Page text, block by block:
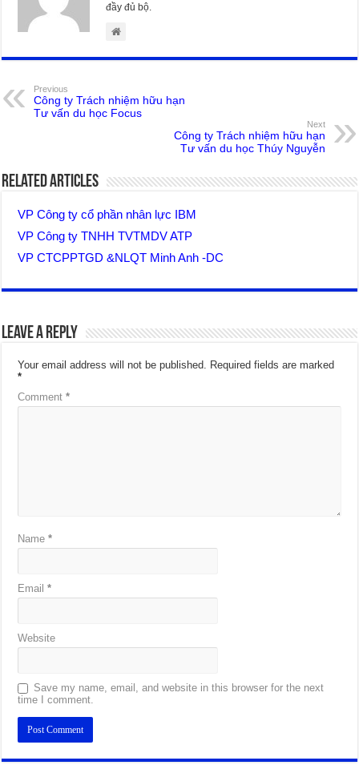
đầy đủ bộ.
Previous
Công ty Trách nhiệm hữu hạn
Tư vấn du học Focus
Next
Công ty Trách nhiệm hữu hạn
Tư vấn du học Thúy Nguyễn
Related Articles
VP Công ty cổ phần nhân lực IBM
VP Công ty TNHH TVTMDV ATP
VP CTCPPTGD &NLQT Minh Anh -DC
Leave a Reply
Your email address will not be published. Required fields are marked
*
Comment*
Name*
Email*
Website
Save my name, email, and website in this browser for the next
time I comment.
Alternative: